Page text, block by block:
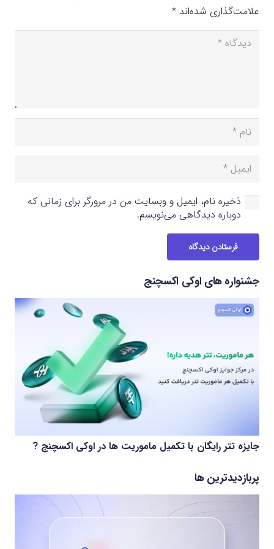
علامت‌گذاری شده‌اند *
ذخیره نام، ایمیل و وبسایت من در مرورگر برای زمانی که
دوباره دیدگاهی می‌نویسم.
فرستادن دیدگاه
جشنواره های اوکی اکسچنج
جایزه تتر رایگان با تکمیل ماموریت ها در اوکی اکسچنج ?
پربازدیدترین ها